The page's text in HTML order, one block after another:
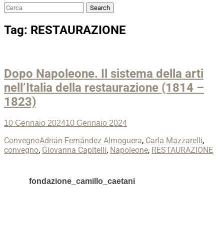
Search
Search
Tag: RESTAURAZIONE
Dopo Napoleone. Il sistema della arti
nell’Italia della restaurazione (1814 –
1823)
Posted
10 Gennaio 202410 Gennaio 2024
Categories
ConvegnoTags
Adrián Fernández Almoguera, Carla Mazzarelli,
convegno, Giovanna Capitelli, Napoleone, RESTAURAZIONE
fondazione_camillo_caetani